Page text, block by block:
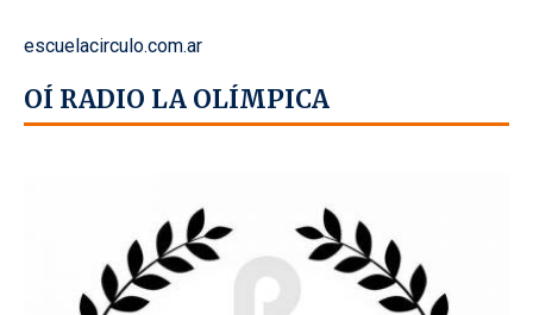
escuelacirculo.com.ar
OÍ RADIO LA OLÍMPICA